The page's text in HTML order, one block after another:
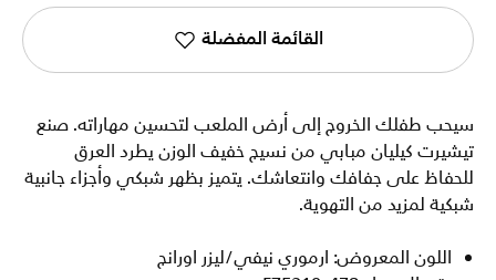
القائمة المفضلة
سيحب طفلك الخروج إلى أرض الملعب لتحسين مهاراته. صنع
تيشيرت كيليان مبابي من نسيج خفيف الوزن يطرد العرق
للحفاظ على جفافك وانتعاشك. يتميز بظهر شبكي وأجزاء جانبية
شبكية لمزيد من التهوية.
اللون المعروض: ارموري نيفي/ليزر اورانج